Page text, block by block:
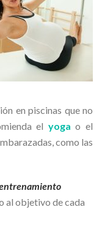
en piscinas que no
el yoga o el
como las
al objetivo de cada